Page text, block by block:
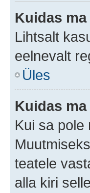
Kuidas
Lihtsalt
eelnevalt
Üles
Kuidas
Kui sa pole
teatele
alla kiri